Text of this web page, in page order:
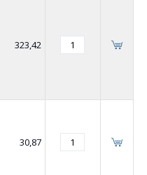
323,42
30,87